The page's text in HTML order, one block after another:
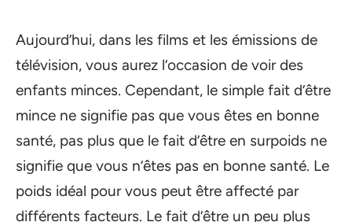
Aujourd’hui, dans les films et les émissions de
télévision, vous aurez l’occasion de voir des
enfants minces. Cependant, le simple fait d’être
mince ne signifie pas que vous êtes en bonne
santé, pas plus que le fait d’être en surpoids ne
signifie que vous n’êtes pas en bonne santé. Le
poids idéal pour vous peut être affecté par
différents facteurs. Le fait d’être un peu plus